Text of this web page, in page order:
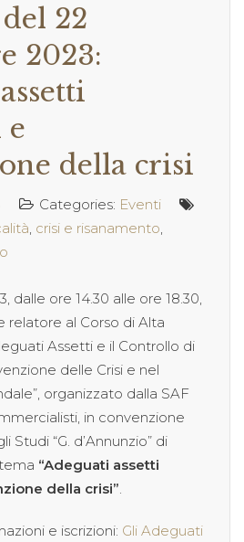
22
2023:
e
della crisi
Categories: Eventi
, crisi e risanamento,
dalle ore 14.30 alle ore 18.30,
relatore al Corso di Alta
Assetti e il Controllo di
delle Crisi e nel
organizzato dalla SAF
in convenzione
Studi “G. d’Annunzio” di
“Adeguati assetti
della crisi”.
e iscrizioni: Gli Adeguati